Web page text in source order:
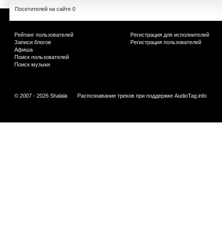
Посетителей на сайте 0
Рейтинг пользователей
Записи блогов
Афиша
Поиск пользователей
Поиск музыки
Регистрация для исполнителей
Регистрация пользователей
© 2007 - 2026 Shalala Распознавание треков при поддержке AudioTag.info